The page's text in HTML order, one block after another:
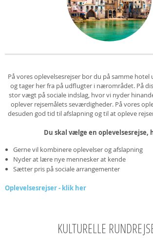
På vores oplevelsesrejser bor du på samme
og tager her fra på udflugter i nærområdet. På
stor vægt på sociale indslag, hvor vi nyder
oplever rejsemålets seværdigheder. På vores
desuden god tid til afslapning og til at opleve
Du skal vælge en oplevelsesrejse,
Gerne vil kombinere oplevelser og afslapning
Nyder at lære nye mennesker at kende
Sætter pris på sociale arrangementer
Oplevelsesrejser - klik her
KULTURELLE